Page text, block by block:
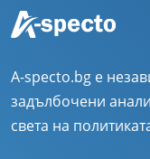
A-specto.bg е
задълбочени
света на